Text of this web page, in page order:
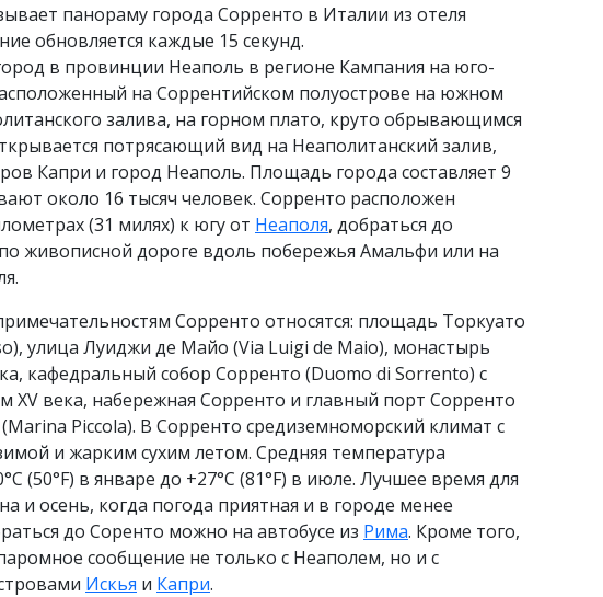
панораму города Сорренто в Италии из отеля
обновляется каждые 15 секунд.
в провинции Неаполь в регионе Кампания на юго-
на Соррентийском полуострове на южном
залива, на горном плато, круто обрывающимся
потрясающий вид на Неаполитанский залив,
Капри и город Неаполь. Площадь города составляет 9
около 16 тысяч человек. Сорренто расположен
(31 милях) к югу от Неаполя, добраться до
живописной дороге вдоль побережья Амальфи или на
Сорренто относятся: площадь Торкуато
улица Луиджи де Майо (Via Luigi de Maiо), монастырь
кафедральный собор Сорренто (Duomo di Sorrento) с
XV века, набережная Сорренто и главный порт Сорренто
Piccola). В Сорренто средиземноморский климат с
и жарким сухим летом. Средняя температура
(50°F) в январе до +27°C (81°F) в июле. Лучшее время для
и осень, когда погода приятная и в городе менее
до Соренто можно на автобусе из Рима. Кроме того,
сообщение не только с Неаполем, но и с
Искья и Капри.